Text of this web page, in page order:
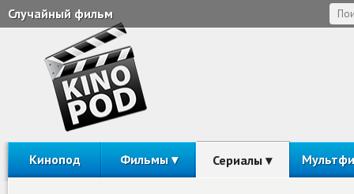
Случайный фильм
Кинопод Фильмы Сериалы